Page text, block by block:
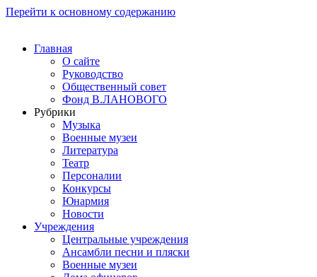
Перейти к основному содержанию
Главная
О сайте
Руководство
Общественный совет
Фонд В.ЛАНОВОГО
Рубрики
Музыка
Военные музеи
Литература
Театр
Персоналии
Конкурсы
Юнармия
Новости
Учреждения
Центральные учреждения
Ансамбли песни и пляски
Военные музеи